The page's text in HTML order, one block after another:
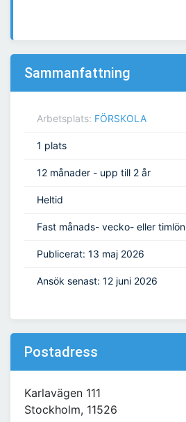
Sammanfattning
Arbetsplats: FÖRSKOLA
1 plats
12 månader - upp till 2 år
Heltid
Fast månads- vecko- eller timlön
Publicerat: 13 maj 2026
Ansök senast: 12 juni 2026
Postadress
Karlavägen 111
Stockholm, 11526